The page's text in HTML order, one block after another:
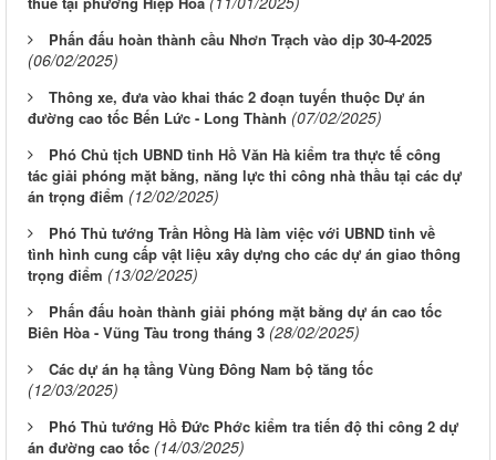
Phấn đấu hoàn thành cầu Nhơn Trạch vào dịp 30-4-2025
(06/02/2025)
Thông xe, đưa vào khai thác 2 đoạn tuyến thuộc Dự án
đường cao tốc Bến Lức - Long Thành (07/02/2025)
Phó Chủ tịch UBND tỉnh Hồ Văn Hà kiểm tra thực tế công
tác giải phóng mặt bằng, năng lực thi công nhà thầu tại các dự
án trọng điểm (12/02/2025)
Phó Thủ tướng Trần Hồng Hà làm việc với UBND tỉnh về
tình hình cung cấp vật liệu xây dựng cho các dự án giao thông
trọng điểm (13/02/2025)
Phấn đấu hoàn thành giải phóng mặt bằng dự án cao tốc
Biên Hòa - Vũng Tàu trong tháng 3 (28/02/2025)
Các dự án hạ tầng Vùng Đông Nam bộ tăng tốc
(12/03/2025)
Phó Thủ tướng Hồ Đức Phớc kiểm tra tiến độ thi công 2 dự
án đường cao tốc (14/03/2025)